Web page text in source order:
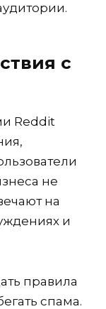
с
Reddit
не
на
и
правила
спама.